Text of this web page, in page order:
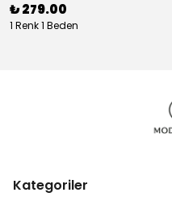
₺ 279.00
1 Renk 1 Beden
Kategoriler